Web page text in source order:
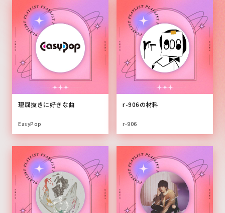
理屈抜きに好きな曲
EasyPop
r-906の材料
r-906